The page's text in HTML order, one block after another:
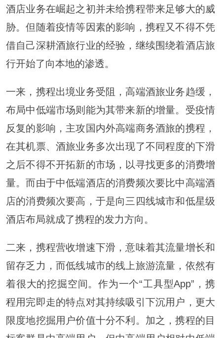
酒店业务在崛起之初并未给携程带来足够大的威
胁。但随着疫情等因素的影响，携程又不得不凭
借自己深耕酒旅行业的经验，继续围绕着酒店旅
行开始了向本地的渗透。
一来，携程出境业务受阻，高端酒旅业务趋缓，
布局中低端市场则能为其带来新的增量。受疫情
反复的影响，主攻国内外高端商务酒旅的携程，
在其机票、酒旅业务多次出现了不同程度的下滑
之后不得不开拓新的市场，以寻找更多的消费增
量。而由于中低端酒店的消费频次要比中高端酒
店的消费频次要高，于是向三四线城市和低星级
酒店布局就成了携程的发力方向。
二来，携程营收增速下滑，意味着其流量增长和
留存乏力，而低线城市的线上旅游流量，依然有
着很大的挖掘空间。作为一个“工具型App”，携
程用完即走的特点对其持续吸引下沉用户，更大
限度地挖掘用户价值十分不利。加之，携程的目